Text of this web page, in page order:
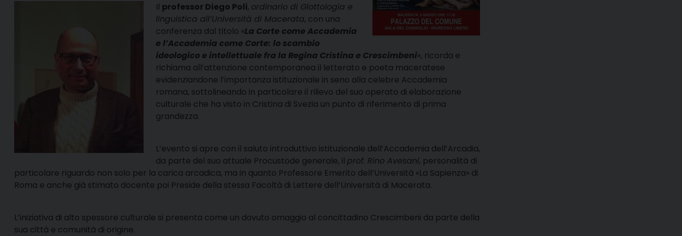
Il professor Diego Poli, ordinario di Glottologia e
linguistica all’Università di Macerata, con una
conferenza dal titolo «La Corte come Accademia
e l’Accademia come Corte: lo scambio
ideologico e intellettuale fra la Regina Cristina e Crescimbeni», ricorda e
richiama all’attenzione contemporanea il letterato e poeta maceratese
evidenziandone l’importanza istituzionale in seno alla celebre Accademia
romana, sottolineando in particolare il rilievo del suo operato di elaborazione
culturale che ha visto in Cristina di Svezia un punto di riferimento di prima
grandezza.
L’evento si apre con il saluto introduttivo istituzionale dell’Accademia dell’Arcadia,
da parte del suo attuale Procustode generale, il prof. Rino Avesani, personalità di
particolare riguardo non solo per la carica arcadica, ma in quanto Professore Emerito dell’Università «La Sapienza» di
Roma e anche già stimato docente poi Preside della stessa Facoltà di Lettere dell’Università di Macerata.
L’iniziativa di alto spessore culturale si presenta come un dovuto omaggio al concittadino Crescimbeni da parte della
sua città e comunità di origine.